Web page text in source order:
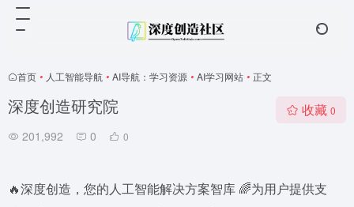
首页 • 人工智能导航 • AI导航：学习资源 • AI学习网站 • 正文
深度创造研究院
201,992 0 0
收藏 0
🔥深度创造，您的人工智能解决方案智库 🌈为用户提供支